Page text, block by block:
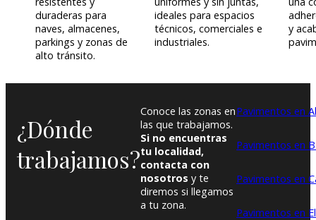
duraderas para
naves, almacenes,
parkings y zonas de
alto tránsito.
ideales para espacios
técnicos, comerciales e
industriales.
y
¿Dónde
trabajamos?
Conoce las zonas en
las que trabajamos.
Si no encuentras
tu localidad,
contacta con
nosotros y te
diremos si llegamos
a tu zona.
Pavimentos en
Pavimentos en
Pavimentos en
Pavimentos en